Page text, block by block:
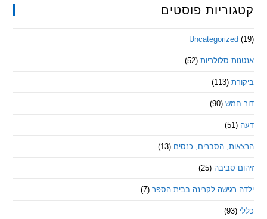
פוסטים
סלולריות (52)
(90)
הסברים, כנסים (13)
סביבה (25)
לקרינה בבית הספר (7)